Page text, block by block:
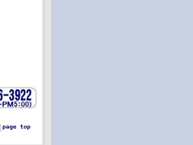
page top